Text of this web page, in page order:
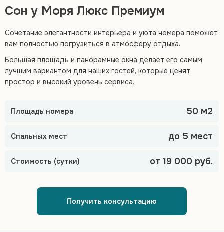
Сон у Моря Люкс Премиум
Сочетание элегантности интерьера и уюта номера поможет
вам полностью погрузиться в атмосферу отдыха.
Большая площадь и панорамные окна делает его самым
лучшим вариантом для наших гостей, которые ценят
простор и высокий уровень сервиса.
Площадь номера 50 м2
Спальных мест до 5 мест
Стоимость (сутки) от 19 000 руб.
Получить консультацию